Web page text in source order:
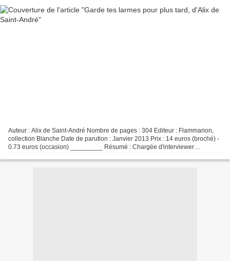
Auteur : Alix de Saint-André Nombre de pages : 304 Editeur : Flammarion,
collection Blanche Date de parution : Janvier 2013 Prix : 14 euros (broché) -
0.73 euros (occasion) _________ Résumé : Chargée d'interviewer